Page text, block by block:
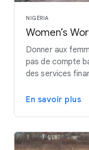
NIGÉRIA
Women’s
Donner aux
pas de compte
des services
En savoir plus